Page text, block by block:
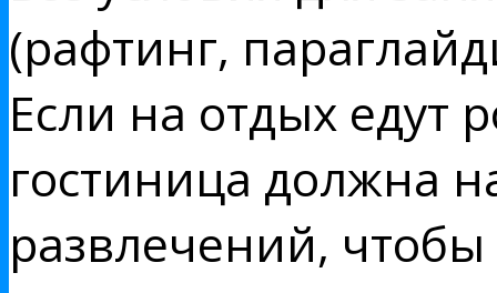
(рафтинг,
Если на отдых едут
гостиница должна
развлечений,